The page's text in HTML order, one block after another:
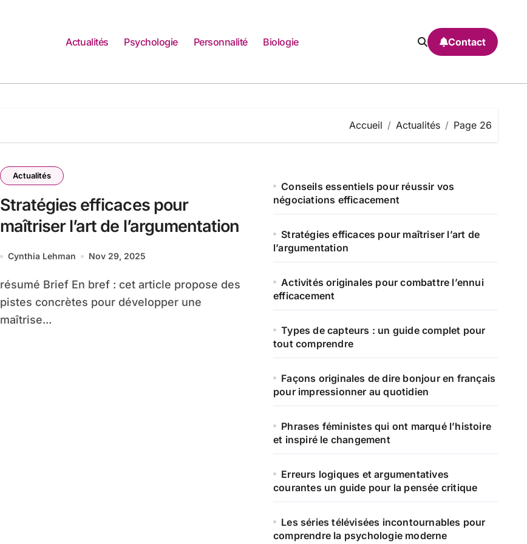
Actualités Psychologie Personnalité Biologie Contact
Accueil Actualités Page 26
Actualités
Stratégies efficaces pour
maîtriser l’art de l’argumentation
Cynthia Lehman Nov 29, 2025
résumé Brief En bref : cet article propose des
pistes concrètes pour développer une
maîtrise...
Conseils essentiels pour réussir vos
négociations efficacement
Stratégies efficaces pour maîtriser l’art de
l’argumentation
Activités originales pour combattre l’ennui
efficacement
Types de capteurs : un guide complet pour
tout comprendre
Façons originales de dire bonjour en français
pour impressionner au quotidien
Phrases féministes qui ont marqué l’histoire
et inspiré le changement
Erreurs logiques et argumentatives
courantes un guide pour la pensée critique
Les séries télévisées incontournables pour
comprendre la psychologie moderne